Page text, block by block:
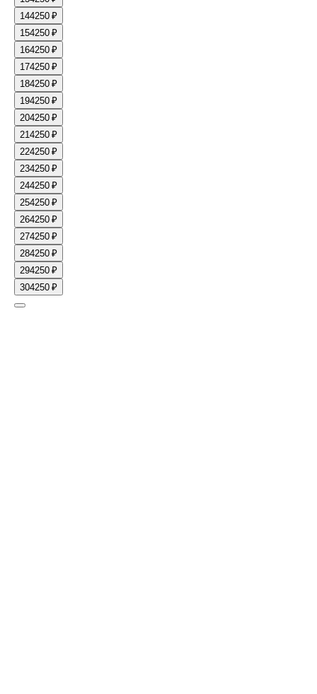
144250 ₽
154250 ₽
164250 ₽
174250 ₽
184250 ₽
194250 ₽
204250 ₽
214250 ₽
224250 ₽
234250 ₽
244250 ₽
254250 ₽
264250 ₽
274250 ₽
284250 ₽
294250 ₽
304250 ₽